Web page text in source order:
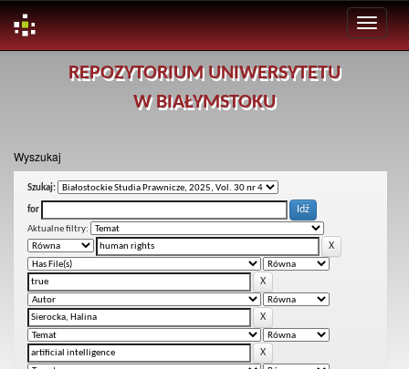
REPOZYTORIUM UNIWERSYTETU
W BIAŁYMSTOKU
Wyszukaj
Szukaj:
for
Aktualne filtry: